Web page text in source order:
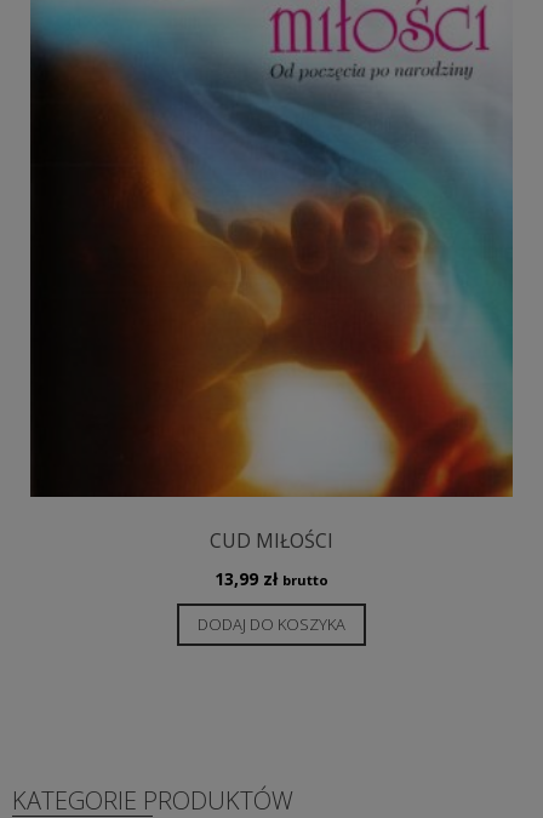
CUD MIŁOŚCI
13,99 zł brutto
DODAJ DO KOSZYKA
KATEGORIE PRODUKTÓW